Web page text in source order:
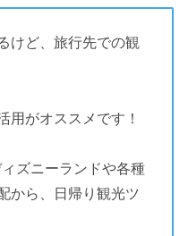
けど、旅行先での観
用がオススメです！
ズニーランドや各種
から、日帰り観光ツ